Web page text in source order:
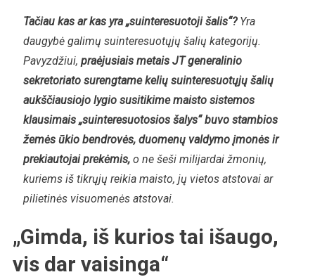
Tačiau kas ar kas yra „suinteresuotoji šalis“?Yra
daugybė galimų suinteresuotųjų šalių kategorijų.
Pavyzdžiui, praėjusiais metais JT generalinio
sekretoriato surengtame kelių suinteresuotųjų šalių
aukščiausiojo lygio susitikime maisto sistemos
klausimais „suinteresuotosios šalys“ buvo stambios
žemės ūkio bendrovės, duomenų valdymo įmonės ir
prekiautojai prekėmis,o ne šeši milijardai žmonių,
kuriems iš tikrųjų reikia maisto, jų vietos atstovai ar
pilietinės visuomenės atstovai.
„Gimda, iš kurios tai išaugo,
vis dar vaisinga“